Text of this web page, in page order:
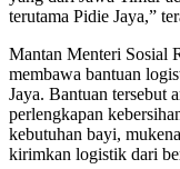
terutama Pidie Jaya,”
Mantan Menteri Sosial
membawa bantuan
Jaya. Bantuan tersebut
perlengkapan
kebutuhan bayi,
kirimkan logistik dari